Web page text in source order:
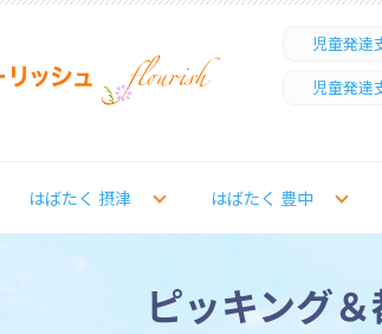
児童発
児童発
はばたく 摂津 はばたく 豊中
ピッキング